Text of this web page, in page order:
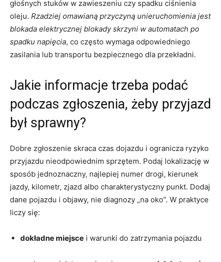
głośnych stuków w zawieszeniu czy spadku ciśnienia
oleju. Rzadziej omawianą przyczyną unieruchomienia jest
blokada elektrycznej blokady skrzyni w automatach po
spadku napięcia, co często wymaga odpowiedniego
zasilania lub transportu bezpiecznego dla przekładni.
Jakie informacje trzeba podać
podczas zgłoszenia, żeby przyjazd
był sprawny?
Dobre zgłoszenie skraca czas dojazdu i ogranicza ryzyko
przyjazdu nieodpowiednim sprzętem. Podaj lokalizację w
sposób jednoznaczny, najlepiej numer drogi, kierunek
jazdy, kilometr, zjazd albo charakterystyczny punkt. Dodaj
dane pojazdu i objawy, nie diagnozy „na oko”. W praktyce
liczy się:
dokładne miejsce i warunki do zatrzymania pojazdu